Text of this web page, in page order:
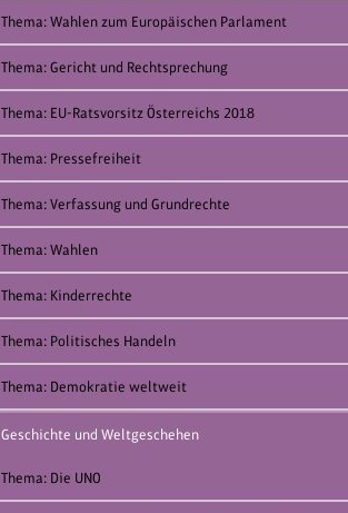
Thema: Wahlen zum Europäischen Parlament
Thema: Gericht und Rechtsprechung
Thema: EU-Ratsvorsitz Österreichs 2018
Thema: Pressefreiheit
Thema: Verfassung und Grundrechte
Thema: Wahlen
Thema: Kinderrechte
Thema: Politisches Handeln
Thema: Demokratie weltweit
Geschichte und Weltgeschehen
Thema: Die UNO